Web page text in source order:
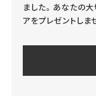
ました。 あなたの
アをプレゼントしま